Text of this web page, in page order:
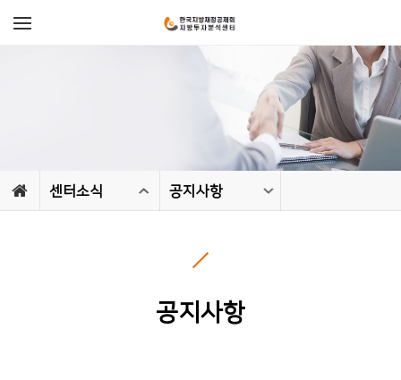
센터소식 공지사항
공지사항